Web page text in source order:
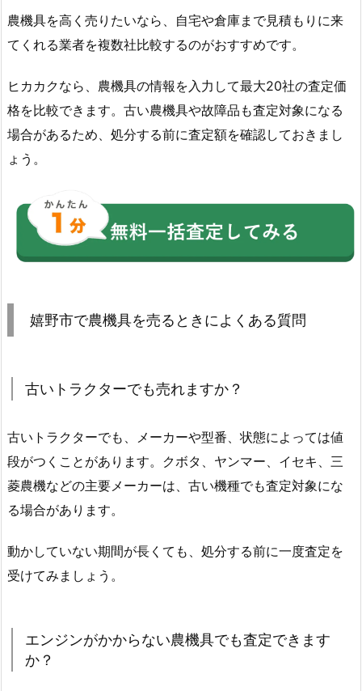
農機具を高く売りたいなら、自宅や倉庫まで見積もりに来
てくれる業者を複数社比較するのがおすすめです。
ヒカカクなら、農機具の情報を入力して最大20社の査定価
格を比較できます。古い農機具や故障品も査定対象になる
場合があるため、処分する前に査定額を確認しておきまし
ょう。
嬉野市で農機具を売るときによくある質問
古いトラクターでも売れますか？
古いトラクターでも、メーカーや型番、状態によっては値
段がつくことがあります。クボタ、ヤンマー、イセキ、三
菱農機などの主要メーカーは、古い機種でも査定対象にな
る場合があります。
動かしていない期間が長くても、処分する前に一度査定を
受けてみましょう。
エンジンがかからない農機具でも査定できます
か？